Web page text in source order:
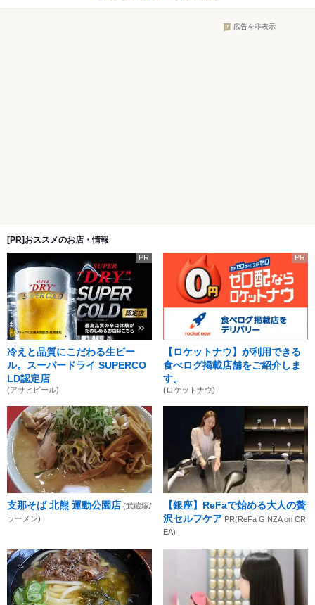
広告を非表示
[PR]おススメのお店・情報
PR
冷えと品質にこだわる生ビー
ル。スーパードライ SUPERCO
LD認定店
(アサヒビール)
PR
【ロケットナウ】が利用できる
食べログ掲載店舗をご紹介しま
す。
(ロケットナウ)
支那そば 北熊 運動公園店 (武蔵塚/
ラーメン)
【銀座】ReFaで始める大人の贅
沢セルフケア PR(ReFa GINZA on CR
EA)